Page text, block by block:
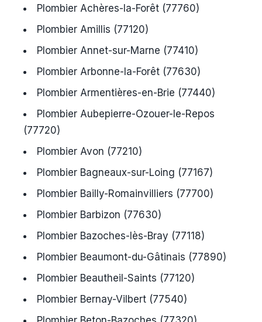
Plombier Achères-la-Forêt (77760)
Plombier Amillis (77120)
Plombier Annet-sur-Marne (77410)
Plombier Arbonne-la-Forêt (77630)
Plombier Armentières-en-Brie (77440)
Plombier Aubepierre-Ozouer-le-Repos
(77720)
Plombier Avon (77210)
Plombier Bagneaux-sur-Loing (77167)
Plombier Bailly-Romainvilliers (77700)
Plombier Barbizon (77630)
Plombier Bazoches-lès-Bray (77118)
Plombier Beaumont-du-Gâtinais (77890)
Plombier Beautheil-Saints (77120)
Plombier Bernay-Vilbert (77540)